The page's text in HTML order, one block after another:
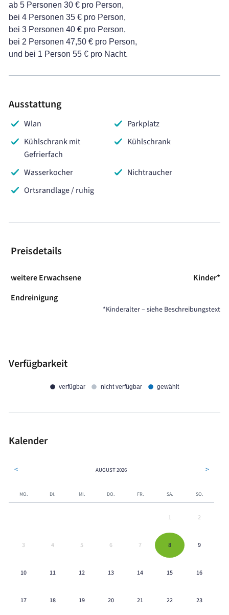
ab 5 Personen 30 € pro Person,
bei 4 Personen 35 € pro Person,
bei 3 Personen 40 € pro Person,
bei 2 Personen 47,50 € pro Person,
und bei 1 Person 55 € pro Nacht.
Ausstattung
Wlan
Parkplatz
Kühlschrank mit
Gefrierfach
Kühlschrank
Wasserkocher
Nichtraucher
Ortsrandlage / ruhig
Preisdetails
weitere Erwachsene
Kinder*
Endreinigung
*Kinderalter – siehe Beschreibungstext
Verfügbarkeit
verfügbar nicht verfügbar gewählt
Kalender
< AUGUST2026 >
MO. DI. MI. DO. FR. SA. SO.
1 2
3 4 5 6 7 8 9
10 11 12 13 14 15 16
17 18 19 20 21 22 23